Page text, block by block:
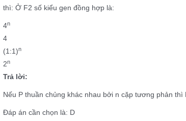
thì: Ở F2 số kiểu gen đồng hợp là:
4n
4
(1:1)n
2n
Trả lời:
Nếu P thuần chủng khác nhau bởi n cặp tương phản
Đáp án cần chọn là: D